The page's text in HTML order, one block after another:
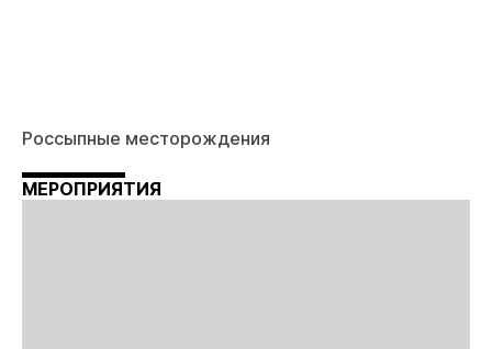
Россыпные месторождения
МЕРОПРИЯТИЯ